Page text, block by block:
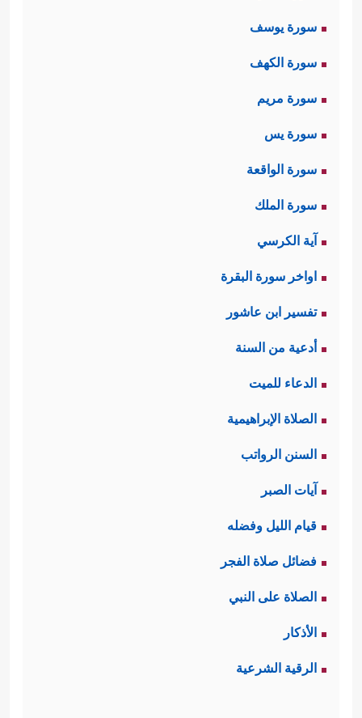
سورة يوسف
سورة الكهف
سورة مريم
سورة يس
سورة الواقعة
سورة الملك
آية الكرسي
اواخر سورة البقرة
تفسير ابن عاشور
أدعية من السنة
الدعاء للميت
الصلاة الإبراهيمية
السنن الرواتب
آيات الصبر
قيام الليل وفضله
فضائل صلاة الفجر
الصلاة على النبي
الأذكار
الرقية الشرعية